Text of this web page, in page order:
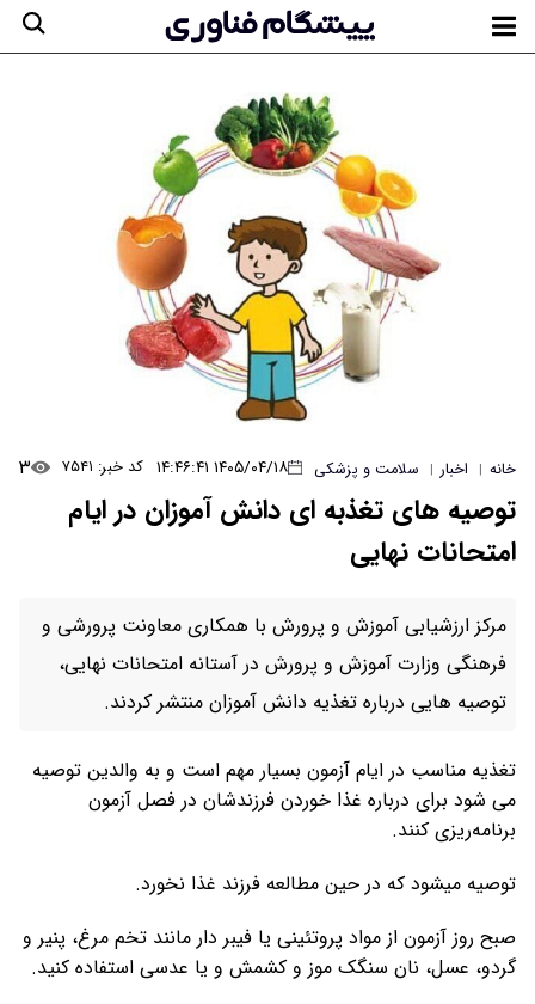
خانه | اخبار | سلامت و پزشکی ۱۴۰۵/۰۴/۱۸ ۱۴:۴۶:۴۱ کد خبر: ۷۵۴۱ ۳
توصیه های تغذبه ای دانش آموزان در ایام
امتحانات نهایی
مرکز ارزشیابی آموزش و پرورش با همکاری معاونت پرورشی و
فرهنگی وزارت آموزش و پرورش در آستانه امتحانات نهایی،
توصیه هایی درباره تغذیه دانش آموزان منتشر کردند.
تغذیه مناسب در ایام آزمون بسیار مهم است و به والدین توصیه
می شود برای درباره غذا خوردن فرزندشان در فصل آزمون
برنامه‌ریزی کنند.
توصیه میشود که در حین مطالعه فرزند غذا نخورد.
صبح روز آزمون از مواد پروتئینی یا فیبر دار مانند تخم مرغ، پنیر و
گردو، عسل، نان سنگک موز و کشمش و یا عدسی استفاده کنید.